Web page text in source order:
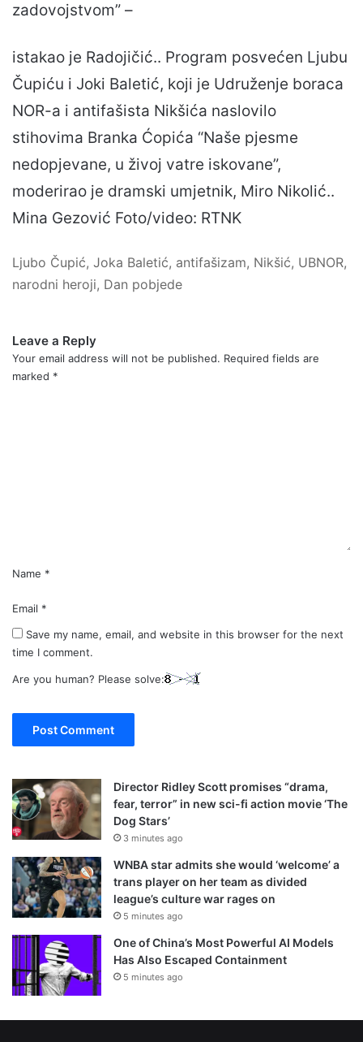
zadovojstvom” –
istakao je Radojičić.. Program posvećen Ljubu
Čupiću i Joki Baletić, koji je Udruženje boraca
NOR-a i antifašista Nikšića naslovilo
stihovima Branka Ćopića “Naše pjesme
nedopjevane, u živoj vatre iskovane”,
moderirao je dramski umjetnik, Miro Nikolić..
Mina Gezović Foto/video: RTNK
Ljubo Čupić, Joka Baletić, antifašizam, Nikšić, UBNOR,
narodni heroji, Dan pobjede
Leave a Reply
Your email address will not be published. Required fields are
marked *
Name *
Email *
Save my name, email, and website in this browser for the next
time I comment.
Are you human? Please solve:
Director Ridley Scott promises “drama,
fear, terror” in new sci-fi action movie ‘The
Dog Stars’
3 minutes ago
WNBA star admits she would ‘welcome’ a
trans player on her team as divided
league’s culture war rages on
5 minutes ago
One of China’s Most Powerful AI Models
Has Also Escaped Containment
5 minutes ago